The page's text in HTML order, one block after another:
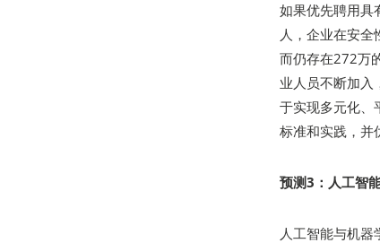
如果优先聘用具
人，企业在安
而仍存在272万
业人员不断加入
于实现多元化、
标准和实践，并
预测3：人工智
人工智能与机